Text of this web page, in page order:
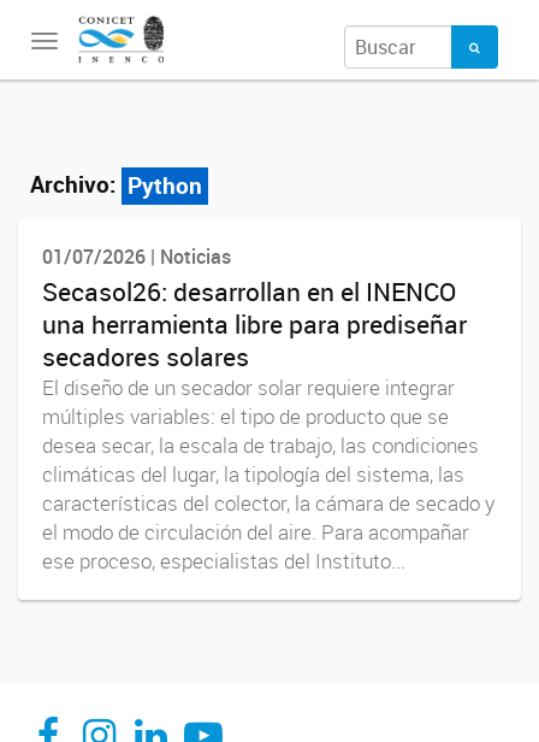
Toggle
navigation
Archivo: Python
01/07/2026 | Noticias
Secasol26: desarrollan en el INENCO
una herramienta libre para prediseñar
secadores solares
El diseño de un secador solar requiere integrar
múltiples variables: el tipo de producto que se
desea secar, la escala de trabajo, las condiciones
climáticas del lugar, la tipología del sistema, las
características del colector, la cámara de secado y
el modo de circulación del aire. Para acompañar
ese proceso, especialistas del Instituto...
INENCO FACEBOOK
INENCO INSTAGRAM
INENCO LINKEDIN
INENCO YOUTUBE